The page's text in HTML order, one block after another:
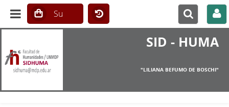
SID - HUMA
"LILIANA BEFUMO DE BOSCHI"